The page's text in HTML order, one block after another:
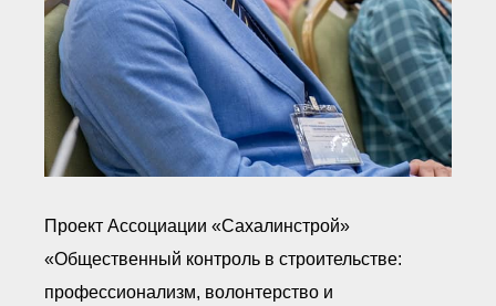
Проект Ассоциации «Сахалинстрой»
«Общественный контроль в строительстве:
профессионализм, волонтерство и